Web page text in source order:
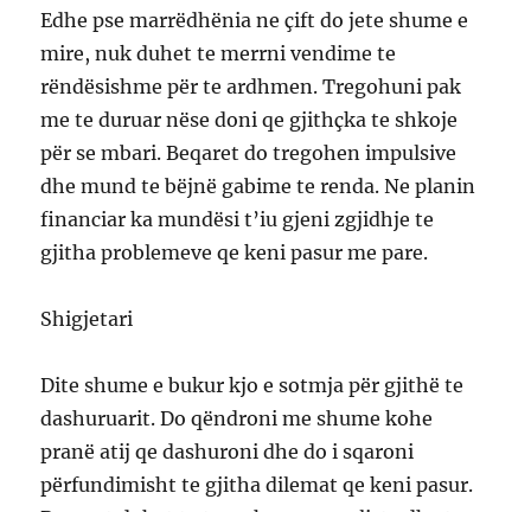
Edhe pse marrëdhënia ne çift do jete shume e
mire, nuk duhet te merrni vendime te
rëndësishme për te ardhmen. Tregohuni pak
me te duruar nëse doni qe gjithçka te shkoje
për se mbari. Beqaret do tregohen impulsive
dhe mund te bëjnë gabime te renda. Ne planin
financiar ka mundësi t’iu gjeni zgjidhje te
gjitha problemeve qe keni pasur me pare.
Shigjetari
Dite shume e bukur kjo e sotmja për gjithë te
dashuruarit. Do qëndroni me shume kohe
pranë atij qe dashuroni dhe do i sqaroni
përfundimisht te gjitha dilemat qe keni pasur.